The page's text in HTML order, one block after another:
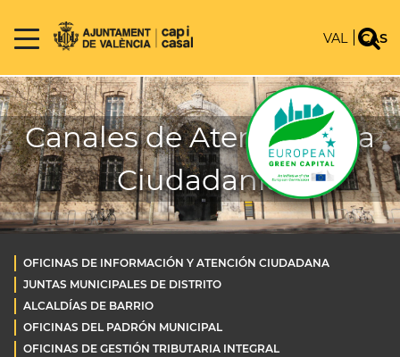
VAL CAS
Canales de Atención a la
Ciudadanía
OFICINAS DE INFORMACIÓN Y ATENCIÓN CIUDADANA
JUNTAS MUNICIPALES DE DISTRITO
ALCALDÍAS DE BARRIO
OFICINAS DEL PADRÓN MUNICIPAL
OFICINAS DE GESTIÓN TRIBUTARIA INTEGRAL